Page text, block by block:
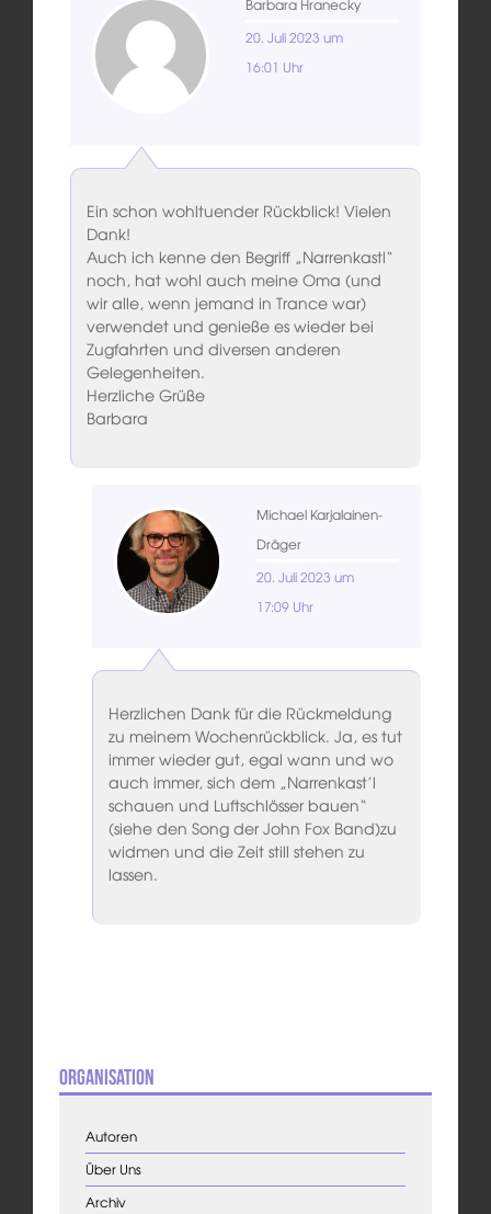
Barbara Hranecky
20. Juli 2023 um
16:01 Uhr
Ein schon wohltuender Rückblick! Vielen
Dank!
Auch ich kenne den Begriff „Narrenkastl“
noch, hat wohl auch meine Oma (und
wir alle, wenn jemand in Trance war)
verwendet und genieße es wieder bei
Zugfahrten und diversen anderen
Gelegenheiten.
Herzliche Grüße
Barbara
Michael Karjalainen-
Dräger
20. Juli 2023 um
17:09 Uhr
Herzlichen Dank für die Rückmeldung
zu meinem Wochenrückblick. Ja, es tut
immer wieder gut, egal wann und wo
auch immer, sich dem „Narrenkast’l
schauen und Luftschlösser bauen“
(siehe den Song der John Fox Band)zu
widmen und die Zeit still stehen zu
lassen.
Organisation
Autoren
Über Uns
Archiv